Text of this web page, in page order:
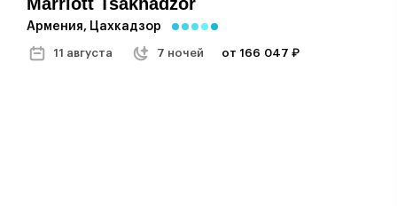
Армения, Цахкадзор
11 августа 7 ночей от 166 047 ₽